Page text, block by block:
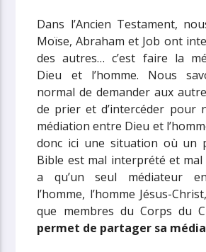
Dans l’Ancien Testament,
Moïse, Abraham et Job ont
des autres… c’est faire la
Dieu et l’homme. Nous
normal de demander aux
de prier et d’intercéder pour
médiation entre Dieu et
donc ici une situation où un
Bible est mal interprété et mal
a qu’un seul médiateur
l’homme, l’homme Jésus-
que membres du Corps du
permet de partager sa